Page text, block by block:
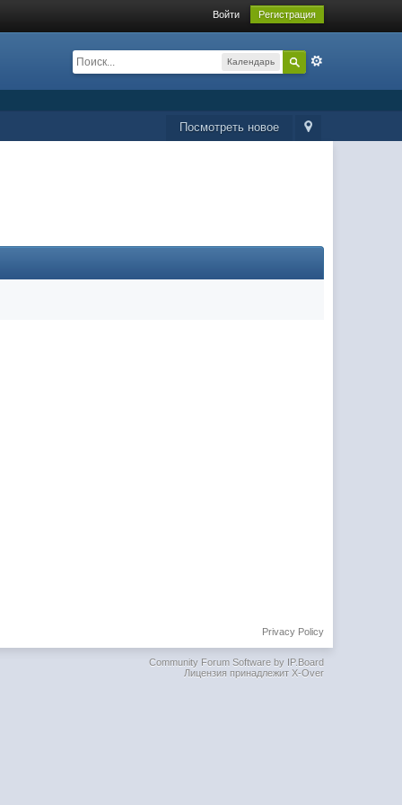
Войти Регистрация
Календарь
Посмотреть новое
Privacy Policy
Community Forum Software by IP.Board
Лицензия принадлежит X-Over